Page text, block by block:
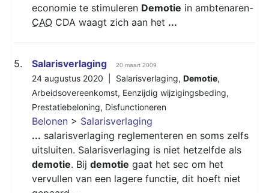
economie te stimuleren Demotie in ambtenaren-
CAO CDA waagt zich aan het ...
5. Salarisverlaging 20 maart 2009
24 augustus 2020 | Salarisverlaging, Demotie,
Arbeidsovereenkomst, Eenzijdig wijzigingsbeding,
Prestatiebeloning, Disfunctioneren
Belonen > Salarisverlaging
... salarisverlaging reglementeren en soms zelfs
uitsluiten. Salarisverlaging is niet hetzelfde als
demotie. Bij demotie gaat het sec om het
vervullen van een lagere functie, dit hoeft niet